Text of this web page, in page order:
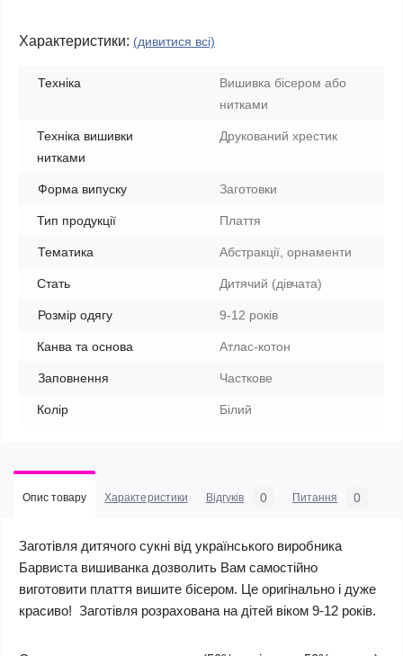
Характеристики: (дивитися всі)
Техніка
Вишивка бісером або
нитками
Техніка вишивки
нитками
Друкований хрестик
Форма випуску Заготовки
Тип продукції Плаття
Тематика Абстракції, орнаменти
Стать Дитячий (дівчата)
Розмір одягу 9-12 років
Канва та основа Атлас-котон
Заповнення Часткове
Колір Білий
Опис товару Характеристики Відгуків 0 Питання 0
Заготівля дитячого сукні від українського виробника
Барвиста вишиванка дозволить Вам самостійно
виготовити плаття вишите бісером. Це оригінально і дуже
красиво! Заготівля розрахована на дітей віком 9-12 років.